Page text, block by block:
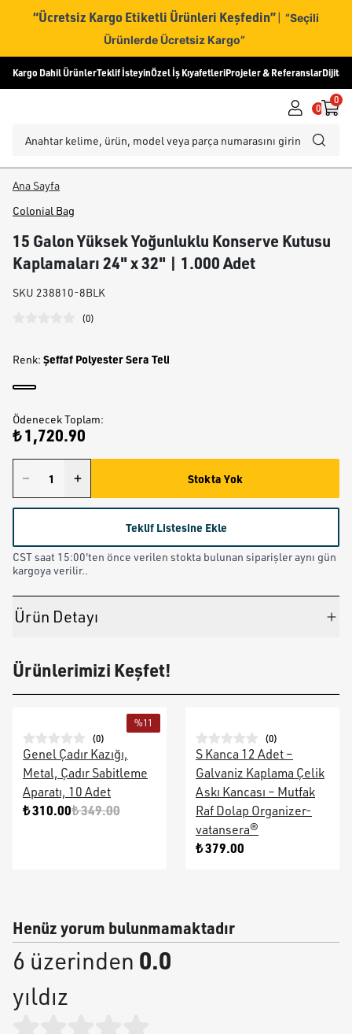
“Ücretsiz Kargo Etiketli Ürünleri Keşfedin” | “Seçili
Ürünlerde Ücretsiz Kargo”
Kargo Dahil ÜrünlerTeklif İsteyinÖzel İş KıyafetleriProjeler & ReferanslarDijital
0
0
Ana Sayfa
Colonial Bag
15 Galon Yüksek Yoğunluklu Konserve Kutusu
Kaplamaları 24" x 32" | 1.000 Adet
SKU 238810-8BLK
(0)
Renk: Şeffaf Polyester Sera Teli
Ödenecek Toplam:
₺ 1,720.90
Stokta Yok
Teklif Listesine Ekle
CST saat 15:00'ten önce verilen stokta bulunan siparişler aynı gün
kargoya verilir..
Ürün Detayı
Ürünlerimizi Keşfet!
%11
(0)
Genel Çadır Kazığı,
Metal, Çadır Sabitleme
Aparatı, 10 Adet
₺ 310.00₺ 349.00
(0)
S Kanca 12 Adet –
Galvaniz Kaplama Çelik
Askı Kancası – Mutfak
Raf Dolap Organizer-
vatansera®
₺ 379.00
Henüz yorum bulunmamaktadır
6 üzerinden 0.0
yıldız